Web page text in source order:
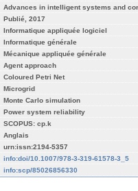
Advances in intelligent systems and
Publié, 2017
Informatique appliquée logiciel
Informatique générale
Mécanique appliquée générale
Agent approach
Coloured Petri Net
Microgrid
Monte Carlo simulation
Power system reliability
SCOPUS: cp.k
Anglais
urn:issn:2194-5357
info:doi/10.1007/978-3-319-61578-3_5
info:scp/85026856330